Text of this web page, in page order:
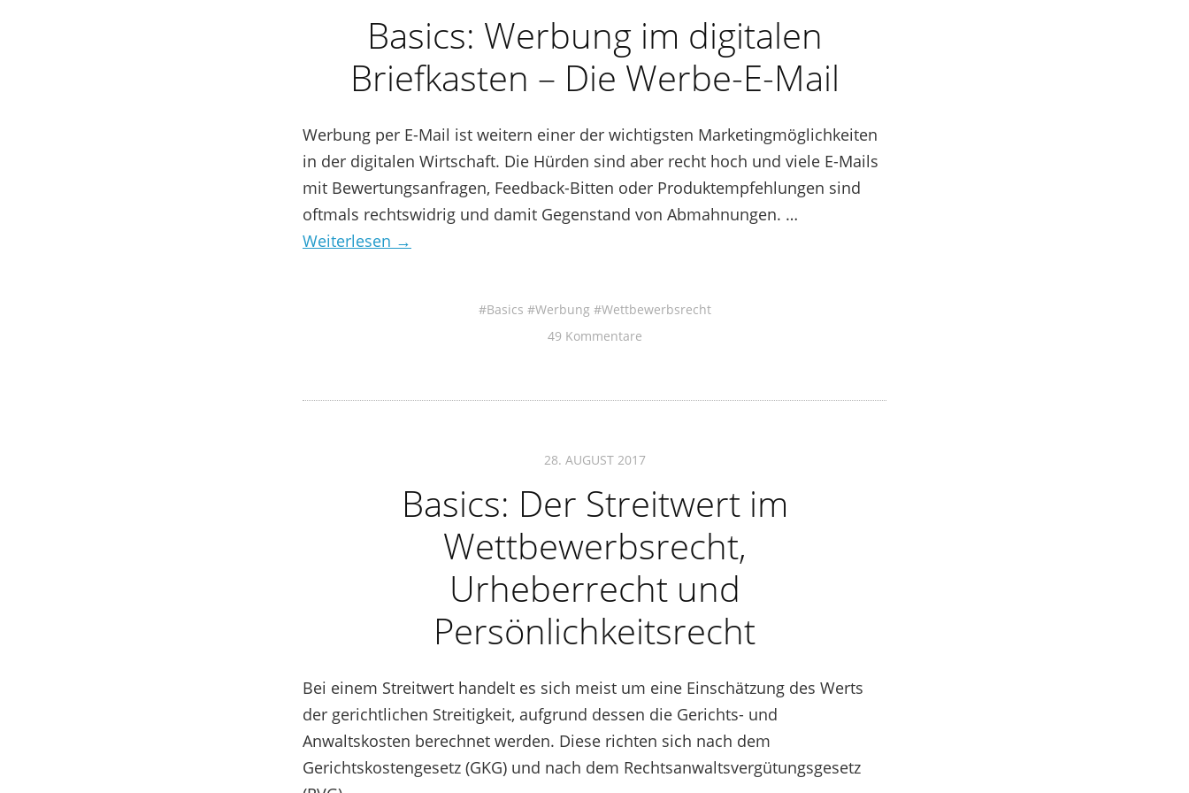
Basics: Werbung im digitalen
Briefkasten – Die Werbe-E-Mail
Werbung per E-Mail ist weitern einer der wichtigsten Marketingmöglichkeiten
in der digitalen Wirtschaft. Die Hürden sind aber recht hoch und viele E-Mails
mit Bewertungsanfragen, Feedback-Bitten oder Produktempfehlungen sind
oftmals rechtswidrig und damit Gegenstand von Abmahnungen. …
Weiterlesen →
Basics Werbung
Wettbewerbsrecht
49 Kommentare
28. AUGUST 2017
Basics: Der Streitwert im
Wettbewerbsrecht,
Urheberrecht und
Persönlichkeitsrecht
Bei einem Streitwert handelt es sich meist um eine Einschätzung des Werts
der gerichtlichen Streitigkeit, aufgrund dessen die Gerichts- und
Anwaltskosten berechnet werden. Diese richten sich nach dem
Gerichtskostengesetz (GKG) und nach dem Rechtsanwaltsvergütungsgesetz